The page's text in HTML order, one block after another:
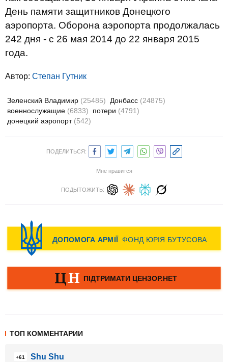
День памяти защитников Донецкого
аэропорта. Оборона аэропорта продолжалась
242 дня - с 26 мая 2014 до 22 января 2015
года.
Автор: Степан Гутник
Зеленский Владимир (25485) Донбасс (24875)
военнослужащие (6833) потери (4791)
донецкий аэропорт (542)
ПОДЕЛИТЬСЯ:
Мне нравится
ПОДЫТОЖИТЬ:
ТОП КОММЕНТАРИИ
+61
Shu Shu